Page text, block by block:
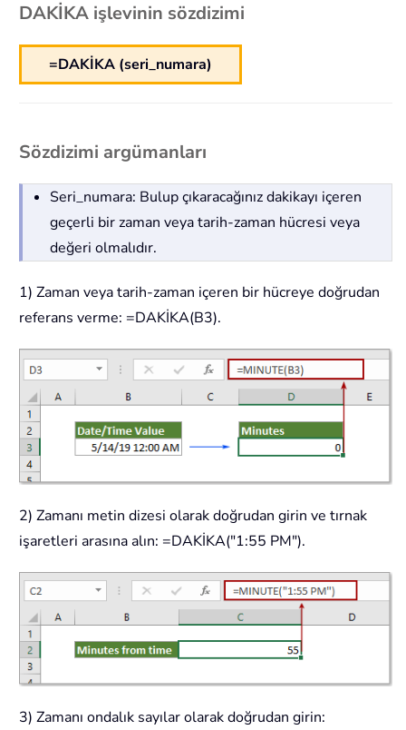
DAKİKA işlevinin sözdizimi
=DAKİKA (seri_numara)
Sözdizimi argümanları
Seri_numara: Bulup çıkaracağınız dakikayı içeren
geçerli bir zaman veya tarih-zaman hücresi veya
değeri olmalıdır.
1) Zaman veya tarih-zaman içeren bir hücreye doğrudan
referans verme: =DAKİKA(B3).
2) Zamanı metin dizesi olarak doğrudan girin ve tırnak
işaretleri arasına alın: =DAKİKA("1:55 PM").
3) Zamanı ondalık sayılar olarak doğrudan girin: